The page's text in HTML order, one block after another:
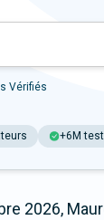
Vérifiés
+6M
2026,